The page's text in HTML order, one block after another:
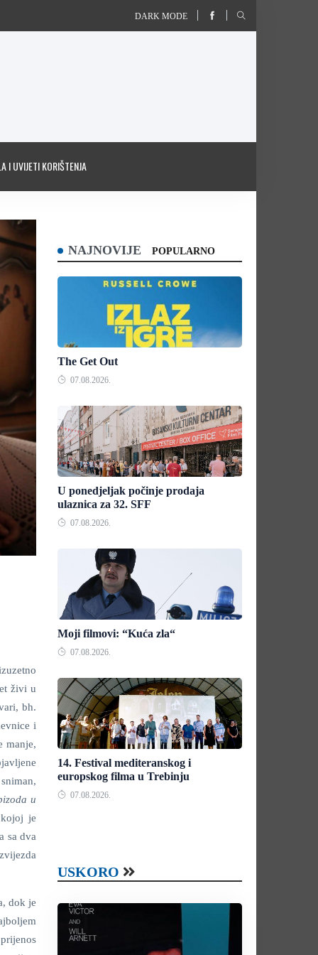
DARK MODE
I UVIJETI KORIŠTENJA
živi u
bh.
i
manje,
u
je
sa dva
dok je
NAJNOVIJE POPULARNO
The Get Out
07.08.2026.
U ponedjeljak počinje prodaja
ulaznica za 32. SFF
07.08.2026.
Moji filmovi: “Kuća zla“
07.08.2026.
14. Festival mediteranskog i
europskog filma u Trebinju
07.08.2026.
USKORO